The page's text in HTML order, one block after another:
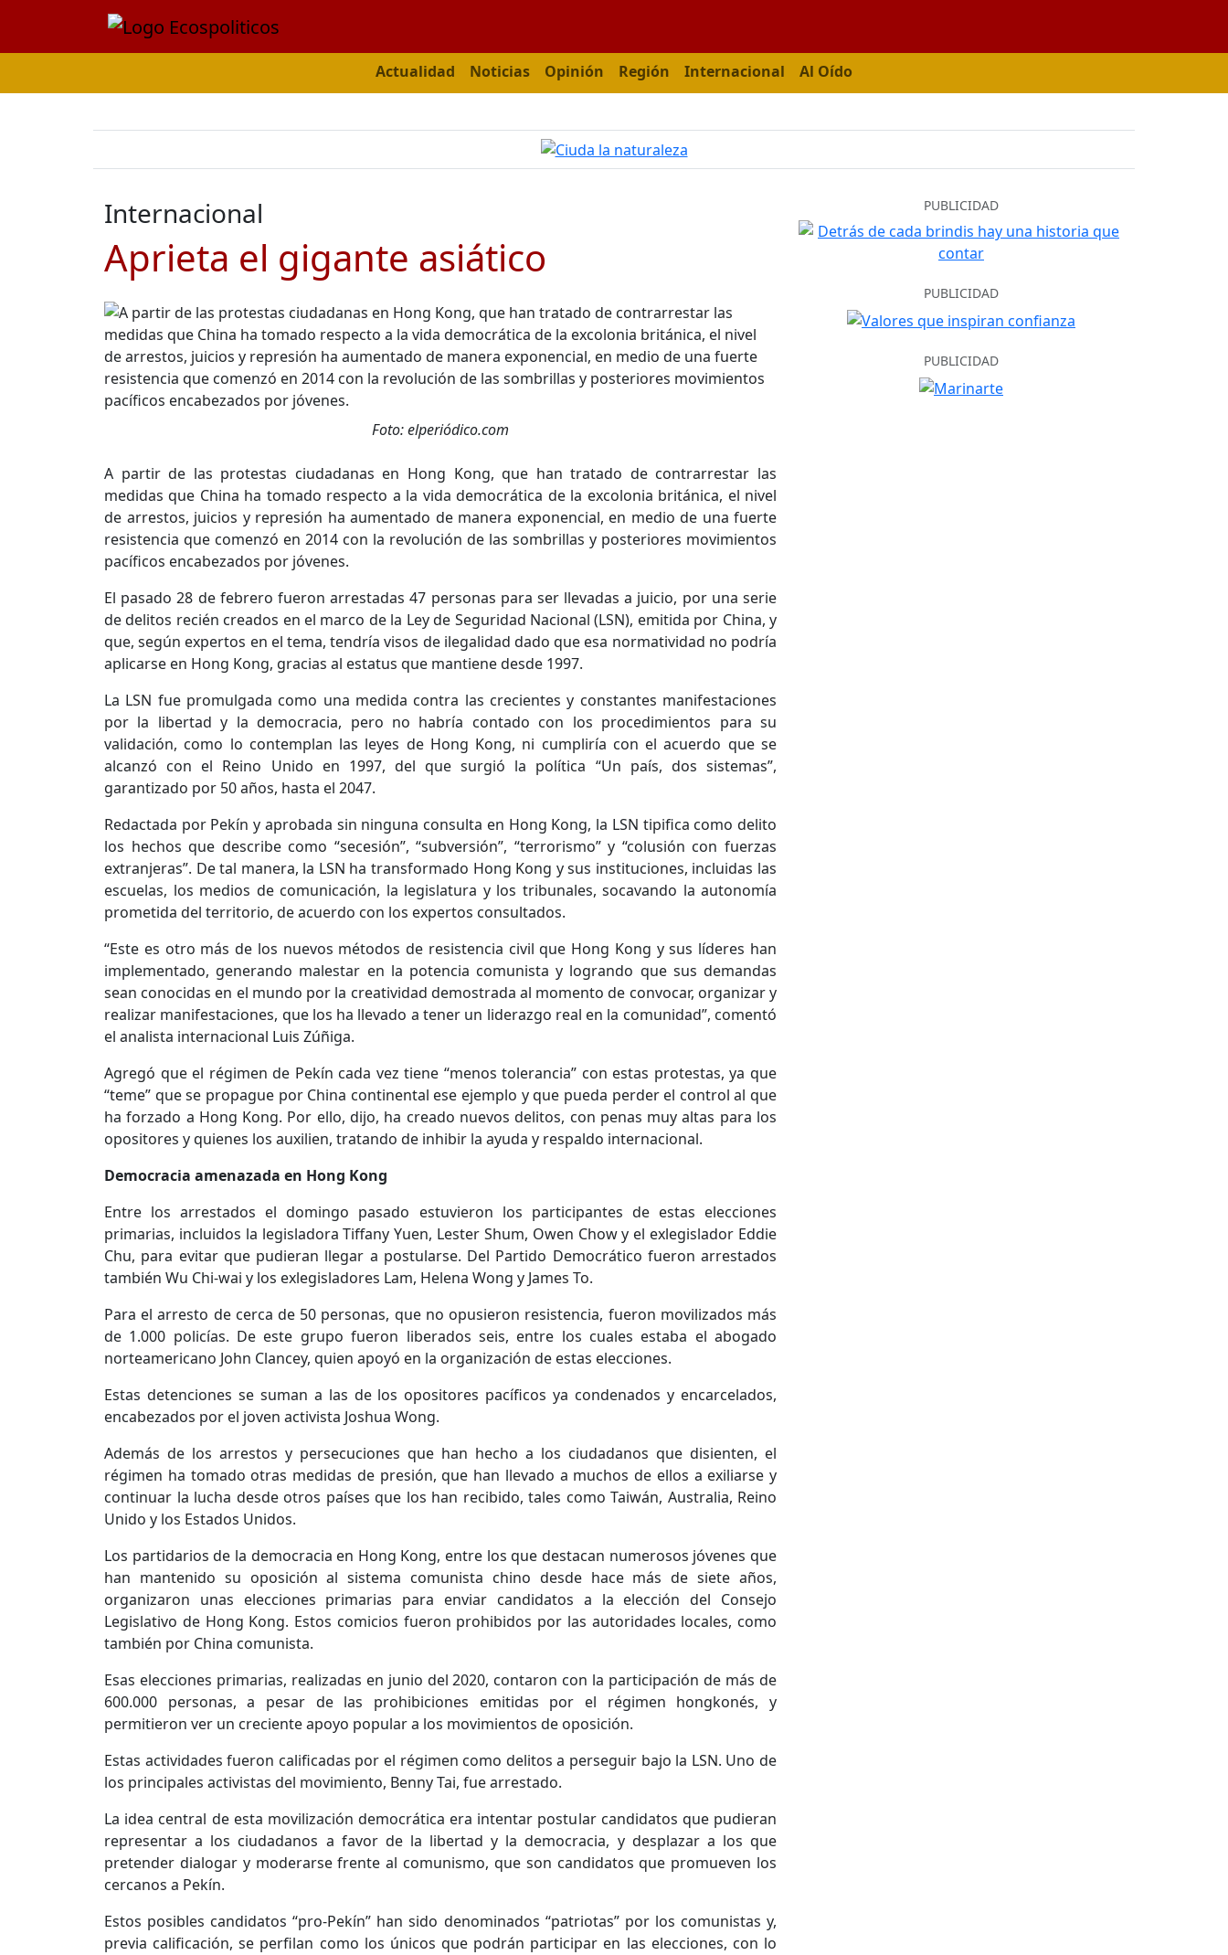
Actualidad Noticias Opinión Región Internacional Al Oído
Internacional
Aprieta el gigante asiático
Foto: elperiódico.com
A partir de las protestas ciudadanas en Hong Kong, que han tratado de contrarrestar las
medidas que China ha tomado respecto a la vida democrática de la excolonia británica, el nivel
de arrestos, juicios y represión ha aumentado de manera exponencial, en medio de una fuerte
resistencia que comenzó en 2014 con la revolución de las sombrillas y posteriores movimientos
pacíficos encabezados por jóvenes.
El pasado 28 de febrero fueron arrestadas 47 personas para ser llevadas a juicio, por una serie
de delitos recién creados en el marco de la Ley de Seguridad Nacional (LSN), emitida por China, y
que, según expertos en el tema, tendría visos de ilegalidad dado que esa normatividad no podría
aplicarse en Hong Kong, gracias al estatus que mantiene desde 1997.
La LSN fue promulgada como una medida contra las crecientes y constantes manifestaciones
por la libertad y la democracia, pero no habría contado con los procedimientos para su
validación, como lo contemplan las leyes de Hong Kong, ni cumpliría con el acuerdo que se
alcanzó con el Reino Unido en 1997, del que surgió la política “Un país, dos sistemas”,
garantizado por 50 años, hasta el 2047.
Redactada por Pekín y aprobada sin ninguna consulta en Hong Kong, la LSN tipifica como delito
los hechos que describe como “secesión”, “subversión”, “terrorismo” y “colusión con fuerzas
extranjeras”. De tal manera, la LSN ha transformado Hong Kong y sus instituciones, incluidas las
escuelas, los medios de comunicación, la legislatura y los tribunales, socavando la autonomía
prometida del territorio, de acuerdo con los expertos consultados.
“Este es otro más de los nuevos métodos de resistencia civil que Hong Kong y sus líderes han
implementado, generando malestar en la potencia comunista y logrando que sus demandas
sean conocidas en el mundo por la creatividad demostrada al momento de convocar, organizar y
realizar manifestaciones, que los ha llevado a tener un liderazgo real en la comunidad”, comentó
el analista internacional Luis Zúñiga.
Agregó que el régimen de Pekín cada vez tiene “menos tolerancia” con estas protestas, ya que
“teme” que se propague por China continental ese ejemplo y que pueda perder el control al que
ha forzado a Hong Kong. Por ello, dijo, ha creado nuevos delitos, con penas muy altas para los
opositores y quienes los auxilien, tratando de inhibir la ayuda y respaldo internacional.
Democracia amenazada en Hong Kong
Entre los arrestados el domingo pasado estuvieron los participantes de estas elecciones
primarias, incluidos la legisladora Tiffany Yuen, Lester Shum, Owen Chow y el exlegislador Eddie
Chu, para evitar que pudieran llegar a postularse. Del Partido Democrático fueron arrestados
también Wu Chi-wai y los exlegisladores Lam, Helena Wong y James To.
Para el arresto de cerca de 50 personas, que no opusieron resistencia, fueron movilizados más
de 1.000 policías. De este grupo fueron liberados seis, entre los cuales estaba el abogado
norteamericano John Clancey, quien apoyó en la organización de estas elecciones.
Estas detenciones se suman a las de los opositores pacíficos ya condenados y encarcelados,
encabezados por el joven activista Joshua Wong.
Además de los arrestos y persecuciones que han hecho a los ciudadanos que disienten, el
régimen ha tomado otras medidas de presión, que han llevado a muchos de ellos a exiliarse y
continuar la lucha desde otros países que los han recibido, tales como Taiwán, Australia, Reino
Unido y los Estados Unidos.
Los partidarios de la democracia en Hong Kong, entre los que destacan numerosos jóvenes que
han mantenido su oposición al sistema comunista chino desde hace más de siete años,
organizaron unas elecciones primarias para enviar candidatos a la elección del Consejo
Legislativo de Hong Kong. Estos comicios fueron prohibidos por las autoridades locales, como
también por China comunista.
Esas elecciones primarias, realizadas en junio del 2020, contaron con la participación de más de
600.000 personas, a pesar de las prohibiciones emitidas por el régimen hongkonés, y
permitieron ver un creciente apoyo popular a los movimientos de oposición.
Estas actividades fueron calificadas por el régimen como delitos a perseguir bajo la LSN. Uno de
los principales activistas del movimiento, Benny Tai, fue arrestado.
La idea central de esta movilización democrática era intentar postular candidatos que pudieran
representar a los ciudadanos a favor de la libertad y la democracia, y desplazar a los que
pretender dialogar y moderarse frente al comunismo, que son candidatos que promueven los
cercanos a Pekín.
Estos posibles candidatos “pro-Pekín” han sido denominados “patriotas” por los comunistas y,
previa calificación, se perfilan como los únicos que podrán participar en las elecciones, con lo
PUBLICIDAD
PUBLICIDAD
PUBLICIDAD